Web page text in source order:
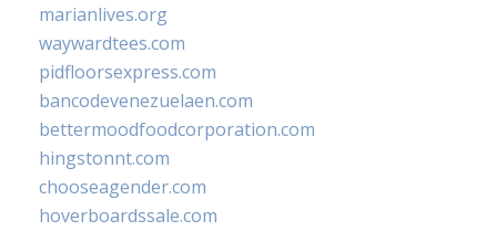
marianlives.org
waywardtees.com
pidfloorsexpress.com
bancodevenezuelaen.com
bettermoodfoodcorporation.com
hingstonnt.com
chooseagender.com
hoverboardssale.com